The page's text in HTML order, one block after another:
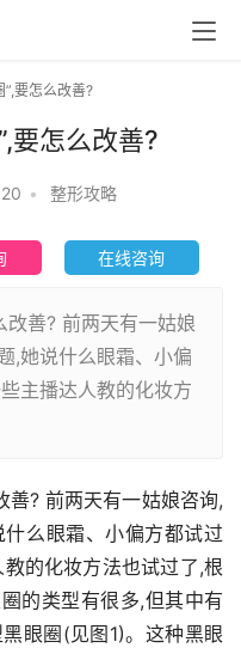
要怎么改善?
要怎么改善?
• 整形攻略
在线咨询
改善? 前两天有一姑娘
,她说什么眼霜、小偏
主播达人教的化妆方
善? 前两天有一姑娘咨询,
么眼霜、小偏方都试过
的化妆方法也试过了,根
的类型有很多,但其中有
眼圈(见图1)。这种黑眼